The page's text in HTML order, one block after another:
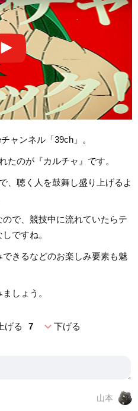
ャンネル「39ch」。
たのが『カルチャ』です。
、聴く人を鼓舞し盛り上げるよ
で、競技中に流れていたらテ
ですね。
きるなどのお楽しみ要素も魅
しょう。
げる 7 expand_more下げる
山本